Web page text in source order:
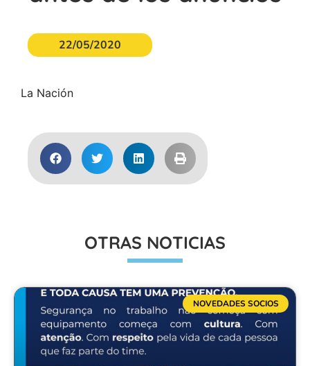
22/05/2020
La Nación
OTRAS NOTICIAS
NOVEDADES SOCIOS